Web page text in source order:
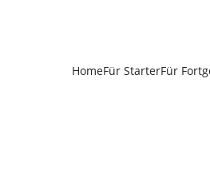
HomeFür StarterFür